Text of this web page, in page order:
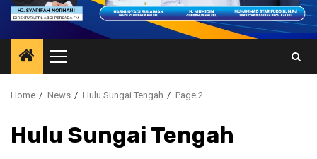
Primary
Menu
Home News Hulu Sungai Tengah Page 2
Hulu Sungai Tengah